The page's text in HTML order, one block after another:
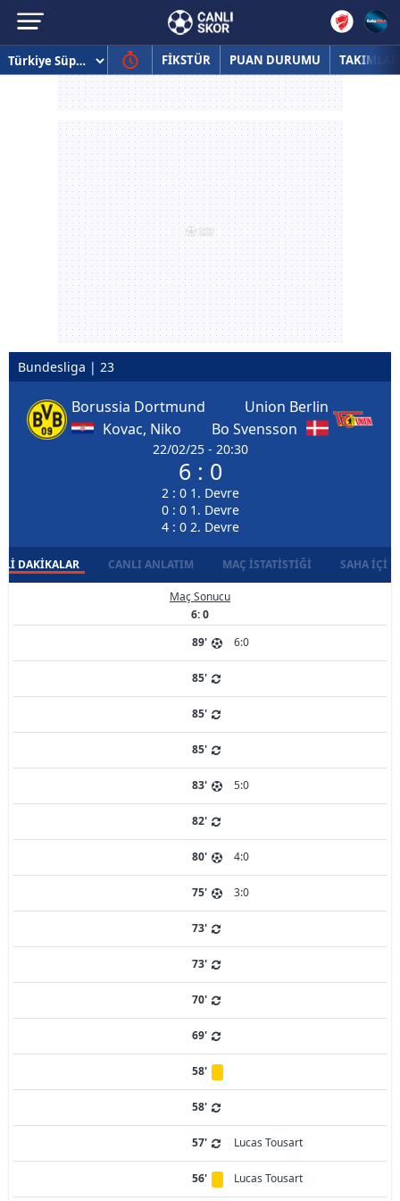
FİKSTÜR PUAN DURUMU TAKIMLAR
Bundesliga | 23
Borussia Dortmund
Kovac, Niko
22/02/25 - 20:30
6 : 0
2 : 0 1. Devre
0 : 0 1. Devre
4 : 0 2. Devre
Union Berlin
Bo Svensson
DAKIKALAR CANLI ANLATIM MAÇ İSTATISTIĞI SAHA İÇI
Maç Sonucu
6: 0
89'
6:0
85'
85'
85'
83' 5:0
82'
80' 4:0
75' 3:0
73'
73'
70'
69'
58'
58'
57' Lucas Tousart
56' Lucas Tousart